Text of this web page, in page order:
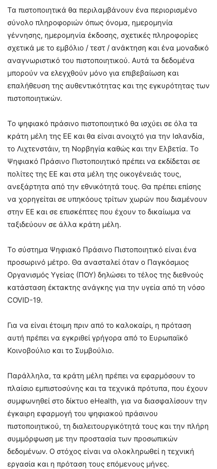
Τα πιστοποιητικά θα περιλαμβάνουν ένα περιορισμένο
σύνολο πληροφοριών όπως όνομα, ημερομηνία
γέννησης, ημερομηνία έκδοσης, σχετικές πληροφορίες
σχετικά με το εμβόλιο / τεστ / ανάκτηση και ένα μοναδικό
αναγνωριστικό του πιστοποιητικού. Αυτά τα δεδομένα
μπορούν να ελεγχθούν μόνο για επιβεβαίωση και
επαλήθευση της αυθεντικότητας και της εγκυρότητας των
πιστοποιητικών.
Το ψηφιακό πράσινο πιστοποιητικό θα ισχύει σε όλα τα
κράτη μέλη της ΕΕ και θα είναι ανοιχτό για την Ισλανδία,
το Λιχτενστάιν, τη Νορβηγία καθώς και την Ελβετία. Το
Ψηφιακό Πράσινο Πιστοποιητικό πρέπει να εκδίδεται σε
πολίτες της ΕΕ και στα μέλη της οικογένειάς τους,
ανεξάρτητα από την εθνικότητά τους. Θα πρέπει επίσης
να χορηγείται σε υπηκόους τρίτων χωρών που διαμένουν
στην ΕΕ και σε επισκέπτες που έχουν το δικαίωμα να
ταξιδεύουν σε άλλα κράτη μέλη.
Το σύστημα Ψηφιακό Πράσινο Πιστοποιητικό είναι ένα
προσωρινό μέτρο. Θα ανασταλεί όταν ο Παγκόσμιος
Οργανισμός Υγείας (ΠΟΥ) δηλώσει το τέλος της διεθνούς
κατάσταση έκτακτης ανάγκης για την υγεία από τη νόσο
COVID-19.
Για να είναι έτοιμη πριν από το καλοκαίρι, η πρόταση
αυτή πρέπει να εγκριθεί γρήγορα από το Ευρωπαϊκό
Κοινοβούλιο και το Συμβούλιο.
Παράλληλα, τα κράτη μέλη πρέπει να εφαρμόσουν το
πλαίσιο εμπιστοσύνης και τα τεχνικά πρότυπα, που έχουν
συμφωνηθεί στο δίκτυο eHealth, για να διασφαλίσουν την
έγκαιρη εφαρμογή του ψηφιακού πράσινου
πιστοποιητικού, τη διαλειτουργικότητά τους και την πλήρη
συμμόρφωση με την προστασία των προσωπικών
δεδομένων. Ο στόχος είναι να ολοκληρωθεί η τεχνική
εργασία και η πρόταση τους επόμενους μήνες.